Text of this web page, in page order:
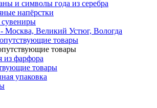
и символы года из серебра
напёрстки
- Москва, Великий Устюг, Вологда
товары
товары
из фарфора
товары
упаковка